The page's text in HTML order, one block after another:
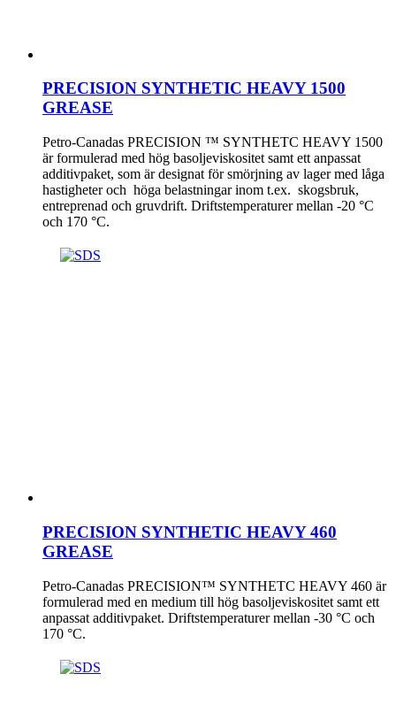
PRECISION SYNTHETIC HEAVY 1500
GREASE
Petro-Canadas PRECISION ™ SYNTHETC HEAVY 1500
är formulerad med hög basoljeviskositet samt ett anpassat
additivpaket, som är designat för smörjning av lager med låga
hastigheter och höga belastningar inom t.ex. skogsbruk,
entreprenad och gruvdrift. Driftstemperaturer mellan -20 °C
och 170 °C.
PRECISION SYNTHETIC HEAVY 460
GREASE
Petro-Canadas PRECISION™ SYNTHETC HEAVY 460 är
formulerad med en medium till hög basoljeviskositet samt ett
anpassat additivpaket. Driftstemperaturer mellan -30 °C och
170 °C.